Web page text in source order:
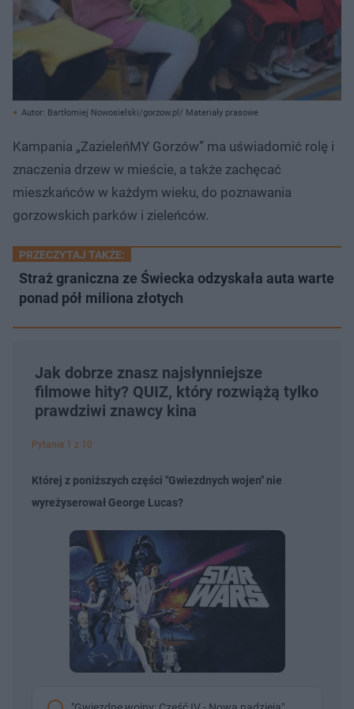
Autor: Bartłomiej Nowosielski/gorzow.pl/ Materiały prasowe
Kampania „ZazieleńMY Gorzów” ma uświadomić rolę i
znaczenia drzew w mieście, a także zachęcać
mieszkańców w każdym wieku, do poznawania
gorzowskich parków i zieleńców.
PRZECZYTAJ TAKŻE:
Straż graniczna ze Świecka odzyskała auta warte
ponad pół miliona złotych
Jak dobrze znasz najsłynniejsze
filmowe hity? QUIZ, który rozwiążą tylko
prawdziwi znawcy kina
Pytanie 1 z 10
Której z poniższych części "Gwiezdnych wojen" nie
wyreżyserował George Lucas?